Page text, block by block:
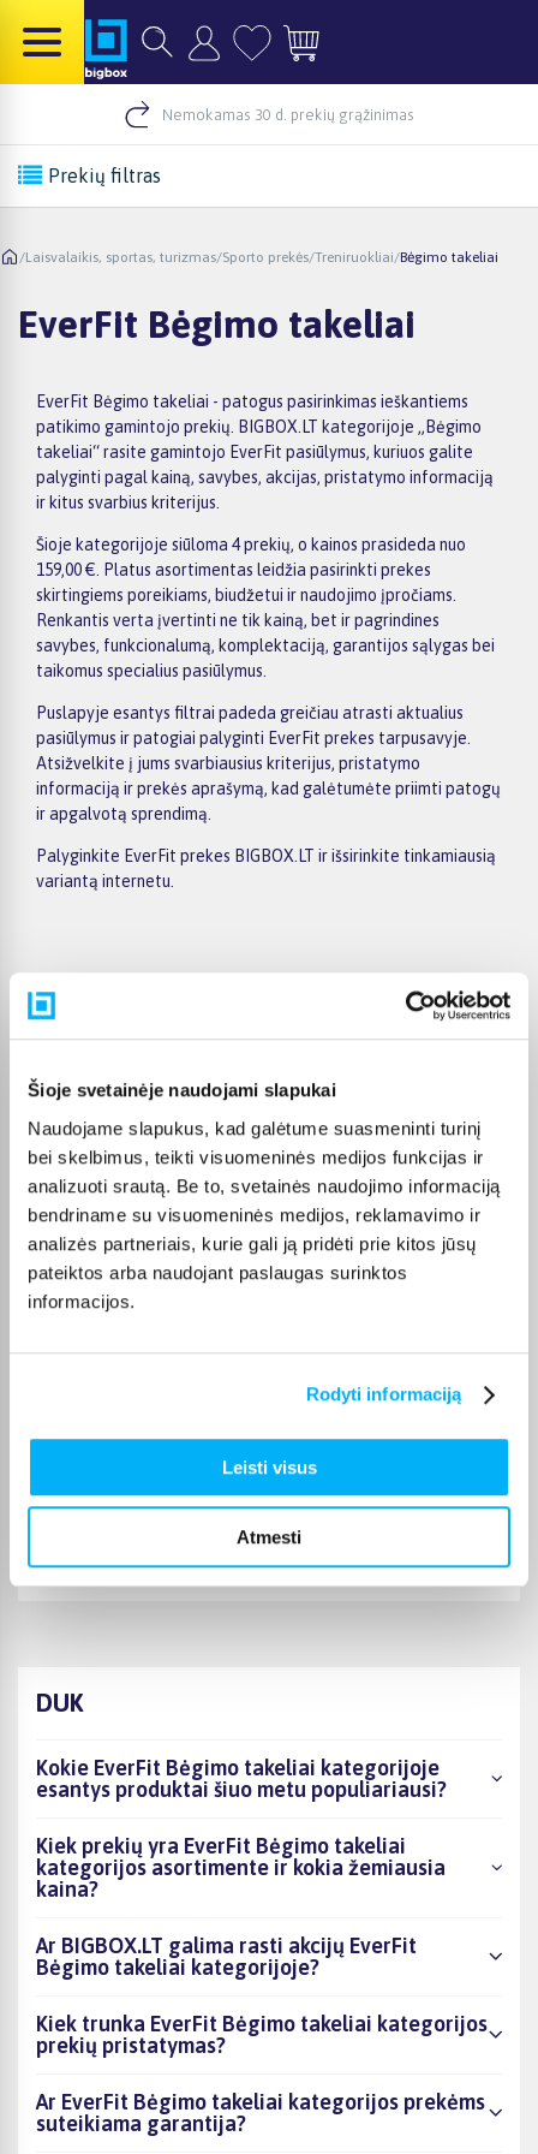
Šioje svetainėje naudojami slapukai
Naudojame slapukus, kad galėtume suasmeninti turinį
bei skelbimus, teikti visuomeninės medijos funkcijas ir
analizuoti srautą. Be to, svetainės naudojimo informaciją
bendriname su visuomeninės medijos, reklamavimo ir
analizės partneriais, kurie gali ją pridėti prie kitos jūsų
pateiktos arba naudojant paslaugas surinktos
informacijos.
Rodyti informaciją
Leisti visus
Atmesti
Nemokamas 30 d. prekių grąžinimas
Prekių filtras
/Laisvalaikis, sportas, turizmas/Sporto prekės/Treniruokliai/Bėgimo takeliai
EverFit Bėgimo takeliai
EverFit Bėgimo takeliai - patogus pasirinkimas ieškantiems
patikimo gamintojo prekių. BIGBOX.LT kategorijoje „Bėgimo
takeliai“ rasite gamintojo EverFit pasiūlymus, kuriuos galite
palyginti pagal kainą, savybes, akcijas, pristatymo informaciją
ir kitus svarbius kriterijus.
Šioje kategorijoje siūloma 4 prekių, o kainos prasideda nuo
159,00 €. Platus asortimentas leidžia pasirinkti prekes
skirtingiems poreikiams, biudžetui ir naudojimo įpročiams.
Renkantis verta įvertinti ne tik kainą, bet ir pagrindines
savybes, funkcionalumą, komplektaciją, garantijos sąlygas bei
taikomus specialius pasiūlymus.
Puslapyje esantys filtrai padeda greičiau atrasti aktualius
pasiūlymus ir patogiai palyginti EverFit prekes tarpusavyje.
Atsižvelkite į jums svarbiausius kriterijus, pristatymo
informaciją ir prekės aprašymą, kad galėtumėte priimti patogų
ir apgalvotą sprendimą.
Palyginkite EverFit prekes BIGBOX.LT ir išsirinkite tinkamiausią
variantą internetu.
Pirkėjų atsiliepimai apie prekes
Vaidas P.
Labai patogus ir prektiškaa
Donatas V.
Patvirtintas pirkėjas
👌
Ala A.
plati ...
Mindaugas K.
Konkurencinga kaina, greitas pristatymas, puikus aptarnavimas
DUK
Kokie EverFit Bėgimo takeliai kategorijoje
esantys produktai šiuo metu populiariausi?
Kiek prekių yra EverFit Bėgimo takeliai
kategorijos asortimente ir kokia žemiausia
kaina?
Ar BIGBOX.LT galima rasti akcijų EverFit
Bėgimo takeliai kategorijoje?
Kiek trunka EverFit Bėgimo takeliai kategorijos
prekių pristatymas?
Ar EverFit Bėgimo takeliai kategorijos prekėms
suteikiama garantija?